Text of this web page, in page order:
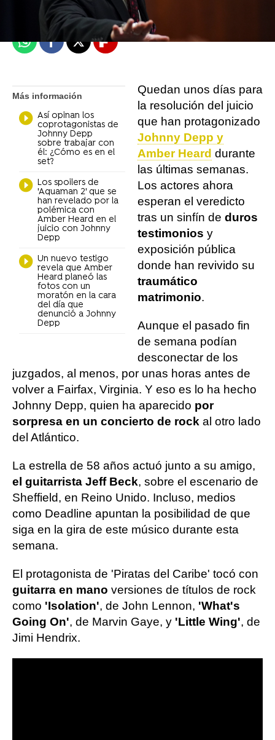
Publicado: 30 de mayo de 2022, 11:37
WhatsappFacebook
X Flipboard
Más información
Así opinan los
coprotagonistas de
Johnny Depp
sobre trabajar con
él: ¿Cómo es en el
set?
Los spoilers de
'Aquaman 2' que se
han revelado por la
polémica con
Amber Heard en el
juicio con Johnny
Depp
Un nuevo testigo
revela que Amber
Heard planeó las
fotos con un
moratón en la cara
del día que
denunció a Johnny
Depp
Quedan unos días para
la resolución del juicio
que han protagonizado
Johnny Depp y
Amber Heard durante
las últimas semanas.
Los actores ahora
esperan el veredicto
tras un sinfín de duros
testimonios y
exposición pública
donde han revivido su
traumático
matrimonio.
Aunque el pasado fin
de semana podían
desconectar de los
juzgados, al menos, por unas horas antes de
volver a Fairfax, Virginia. Y eso es lo ha hecho
Johnny Depp, quien ha aparecido por
sorpresa en un concierto de rock al otro lado
del Atlántico.
La estrella de 58 años actuó junto a su amigo,
el guitarrista Jeff Beck, sobre el escenario de
Sheffield, en Reino Unido. Incluso, medios
como Deadline apuntan la posibilidad de que
siga en la gira de este músico durante esta
semana.
El protagonista de 'Piratas del Caribe' tocó con
guitarra en mano versiones de títulos de rock
como 'Isolation', de John Lennon, 'What's
Going On', de Marvin Gaye, y 'Little Wing', de
Jimi Hendrix.